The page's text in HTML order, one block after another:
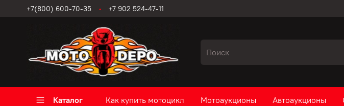
+7(800) 600-70-35 +7 902 524-47-11
Каталог Как купить мотоцикл Мотоаукционы Автоаукционы